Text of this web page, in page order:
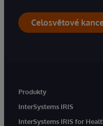
Celosvětové
Produkty
InterSystems IRIS
InterSystems IRIS for